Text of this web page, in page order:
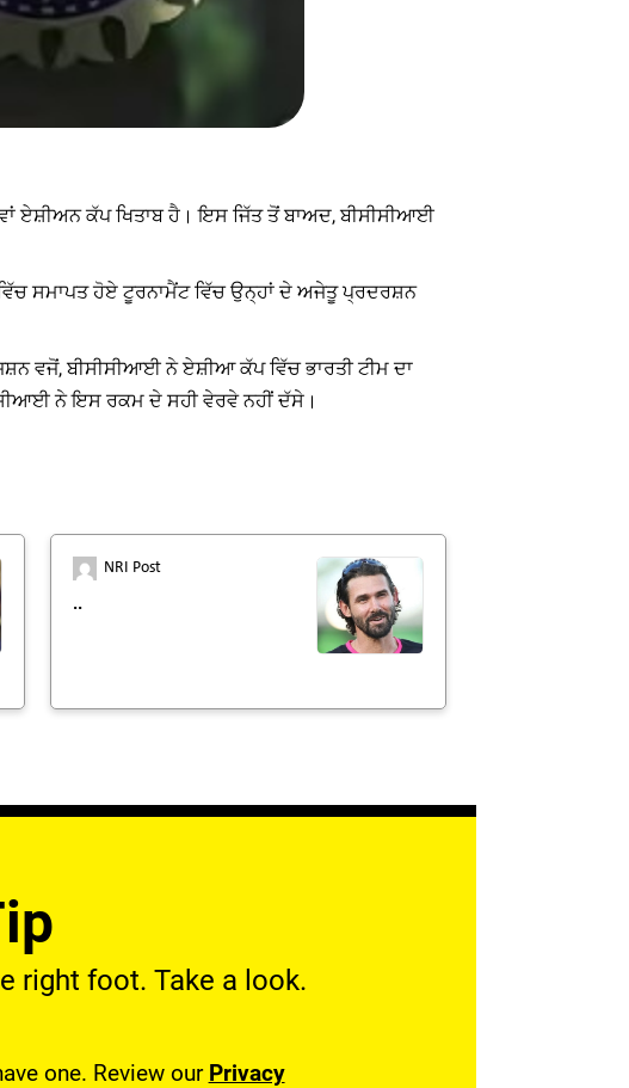
ਏਸ਼ੀਅਨ ਕੱਪ ਖਿਤਾਬ ਹੈ। ਇਸ ਜਿੱਤ ਤੋਂ ਬਾਅਦ, ਬੀਸੀਸੀਆਈ
ਸਮਾਪਤ ਹੋਏ ਟੂਰਨਾਮੈਂਟ ਵਿੱਚ ਉਨ੍ਹਾਂ ਦੇ ਅਜੇਤੂ ਪ੍ਰਦਰਸ਼ਨ
ਵਜੋਂ, ਬੀਸੀਸੀਆਈ ਨੇ ਏਸ਼ੀਆ ਕੱਪ ਵਿੱਚ ਭਾਰਤੀ ਟੀਮ ਦਾ
ਨੇ ਇਸ ਰਕਮ ਦੇ ਸਹੀ ਵੇਰਵੇ ਨਹੀਂ ਦੱਸੇ।
NRI Post
..
right foot. Take a look.
one. Review our Privacy